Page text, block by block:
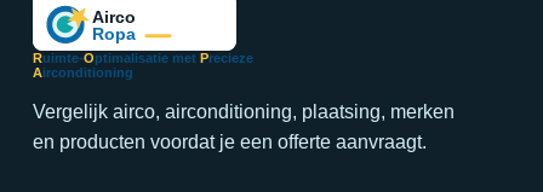
Ruimte-Optimalisatie met Precieze
Airconditioning
Vergelijk airco, airconditioning, plaatsing, merken
en producten voordat je een offerte aanvraagt.